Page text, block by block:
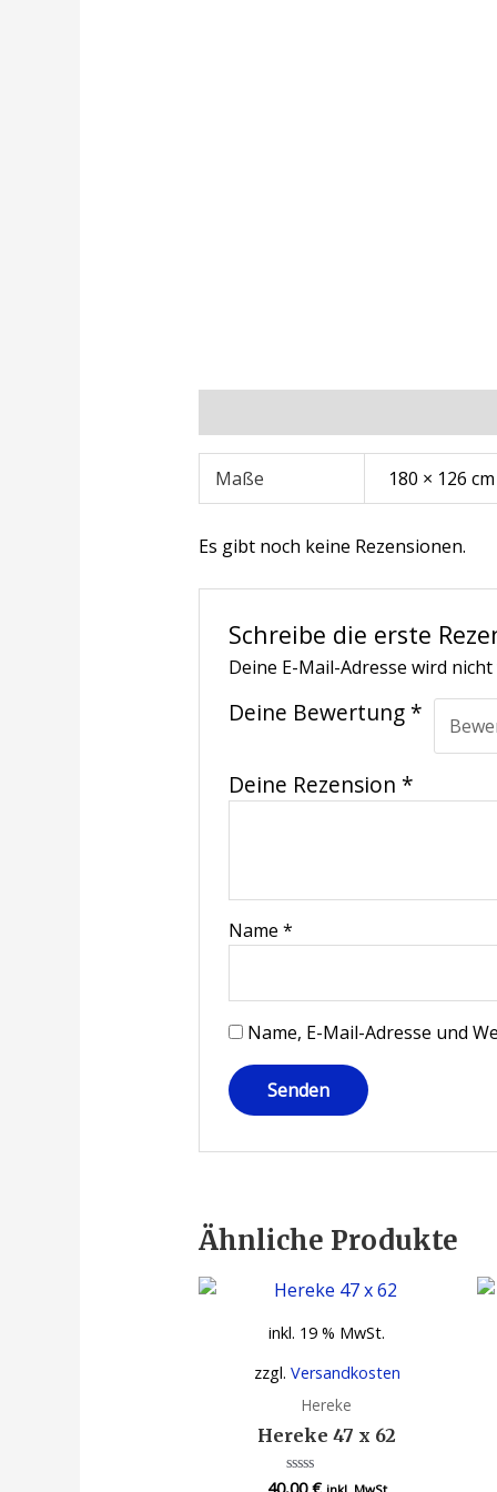
Maße 180 × 126 cm
Es gibt noch keine Rezensionen.
Schreibe die erste
Deine E-Mail-Adresse wird
Deine Bewertung *
Deine Rezension *
Name*
Name, E-Mail-Adresse und
Ähnliche Produkte
inkl. 19 % MwSt.
zzgl. Versandkosten
Hereke
Hereke 47 x 62
Bewertet
40,00€